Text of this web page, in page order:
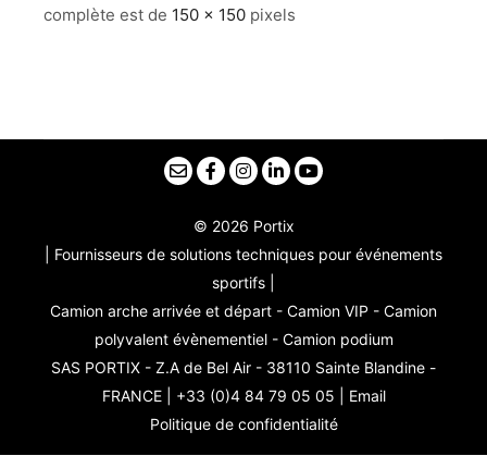
complète est de 150 × 150 pixels
© 2026 Portix
| Fournisseurs de solutions techniques pour événements
sportifs |
Camion arche arrivée et départ - Camion VIP - Camion
polyvalent évènementiel - Camion podium
SAS PORTIX - Z.A de Bel Air - 38110 Sainte Blandine -
FRANCE | +33 (0)4 84 79 05 05 | Email
Politique de confidentialité